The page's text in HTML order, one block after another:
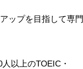
ップを目指して専門
以上のTOEIC・